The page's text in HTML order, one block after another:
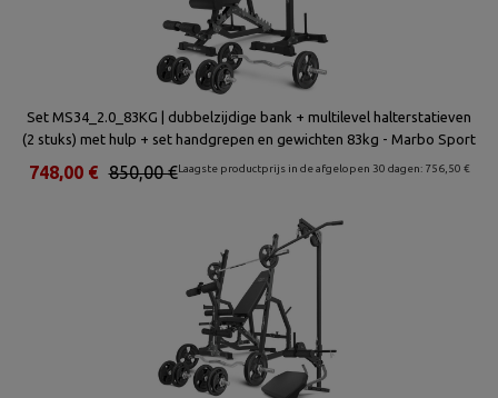
Set MS34_2.0_83KG | dubbelzijdige bank + multilevel halterstatieven
(2 stuks) met hulp + set handgrepen en gewichten 83kg - Marbo Sport
Laagste productprijs in de afgelopen 30 dagen: 756,50 €
850,00 €
748,00 €